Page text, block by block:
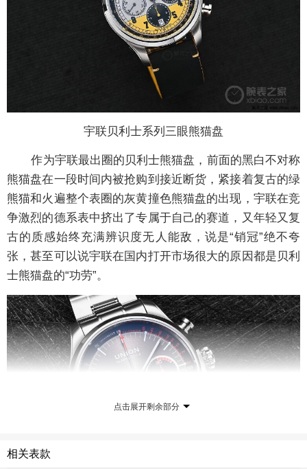
宇联贝利士系列三眼熊猫盘
作为宇联最出圈的贝利士熊猫盘，前面的黑白不对称
熊猫盘在一段时间内被抢购到接近断货，紧接着复古的绿
熊猫和火遍整个表圈的灰黄撞色熊猫盘的出现，宇联在竞
争激烈的德系表中挤出了专属于自己的赛道，又年轻又复
古的质感始终充满辨识度无人能敌，说是“销冠”绝不夸
张，甚至可以说宇联在国内打开市场很大的原因都是贝利
士熊猫盘的“功劳”。
点击展开剩余部分
相关表款